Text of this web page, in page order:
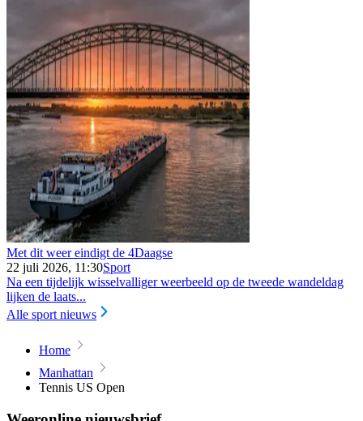
Met dit weer eindigt de 4Daagse
22 juli 2026, 11:30Sport
Na een tijdelijk wisselvalliger weerbeeld op de tweede wandeldag
lijken de laats...
Alle sport nieuws
Home
Manhattan
Tennis US Open